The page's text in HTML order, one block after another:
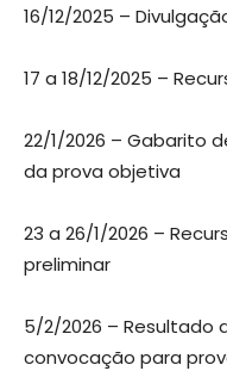
16/12/2025 –
17 a 18/12/2025 –
22/1/2026 – Gabarito
da prova objetiva
23 a 26/1/2026 –
preliminar
5/2/2026 – Resultado
convocação para